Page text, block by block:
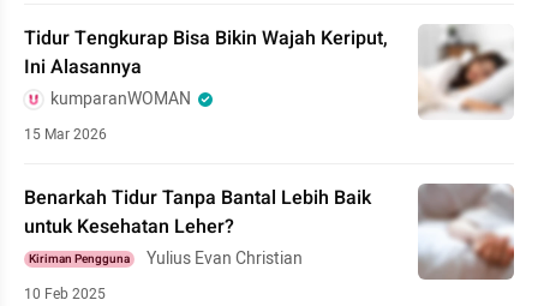
Tidur Tengkurap Bisa Bikin Wajah Keriput,
Ini Alasannya
kumparanWOMAN
15 Mar 2026
Benarkah Tidur Tanpa Bantal Lebih Baik
untuk Kesehatan Leher?
Kiriman Pengguna Yulius Evan Christian
10 Feb 2025